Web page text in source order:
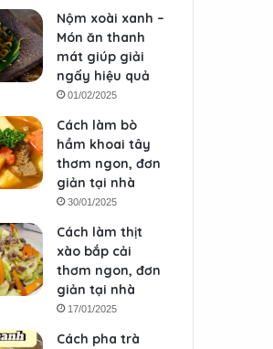
Nộm xoài xanh –
Món ăn thanh
mát giúp giải
ngấy hiệu quả
01/02/2025
Cách làm bò
hầm khoai tây
thơm ngon, đơn
giản tại nhà
30/01/2025
Cách làm thịt
xào bắp cải
thơm ngon, đơn
giản tại nhà
17/01/2025
Cách pha trà